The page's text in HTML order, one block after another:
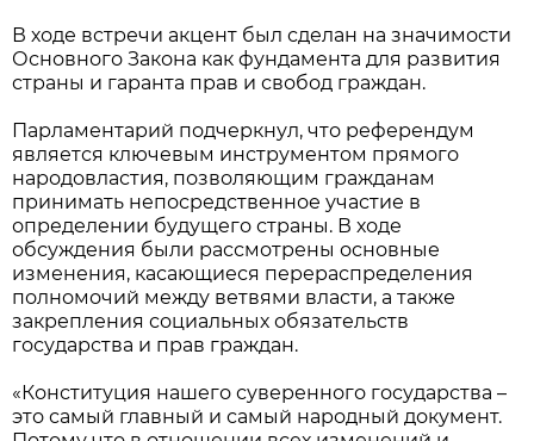
В ходе встречи акцент был сделан на значимости
Основного Закона как фундамента для развития
страны и гаранта прав и свобод граждан.
Парламентарий подчеркнул, что референдум
является ключевым инструментом прямого
народовластия, позволяющим гражданам
принимать непосредственное участие в
определении будущего страны. В ходе
обсуждения были рассмотрены основные
изменения, касающиеся перераспределения
полномочий между ветвями власти, а также
закрепления социальных обязательств
государства и прав граждан.
«Конституция нашего суверенного государства –
это самый главный и самый народный документ.